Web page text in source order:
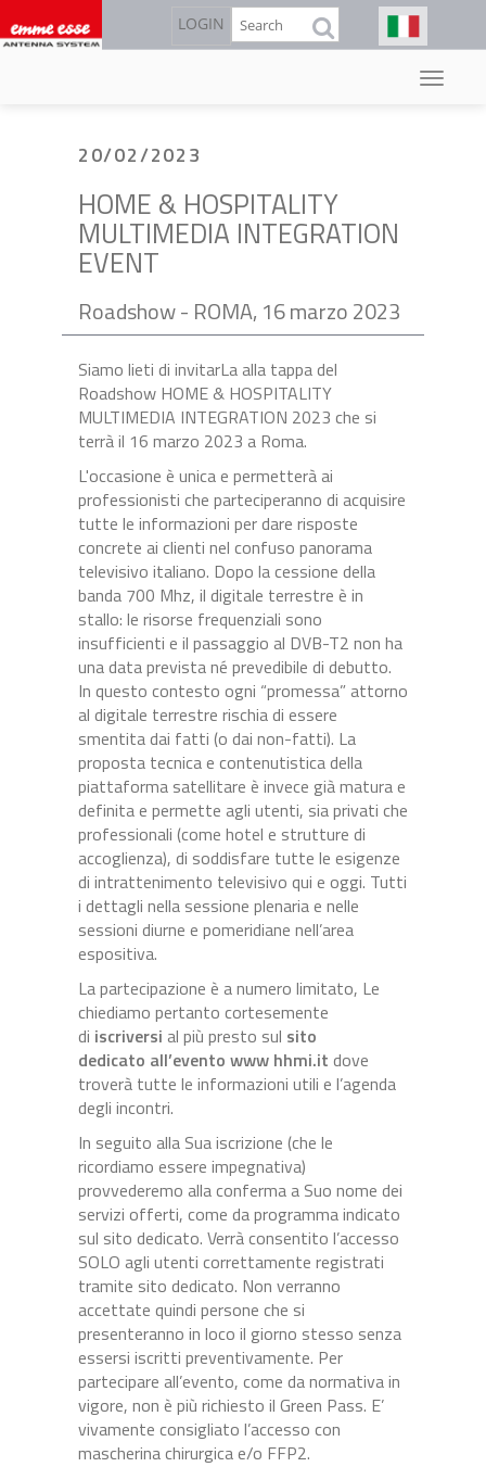
al
contenuto
LOGIN Cerca
20/02/2023
HOME & HOSPITALITY
MULTIMEDIA INTEGRATION
EVENT
Roadshow - ROMA, 16 marzo 2023
Siamo lieti di invitarLa alla tappa del
Roadshow HOME & HOSPITALITY
MULTIMEDIA INTEGRATION 2023 che si
terrà il 16 marzo 2023 a Roma.
L'occasione è unica e permetterà ai
professionisti che parteciperanno di acquisire
tutte le informazioni per dare risposte
concrete ai clienti nel confuso panorama
televisivo italiano. Dopo la cessione della
banda 700 Mhz, il digitale terrestre è in
stallo: le risorse frequenziali sono
insufficienti e il passaggio al DVB-T2 non ha
una data prevista né prevedibile di debutto.
In questo contesto ogni “promessa” attorno
al digitale terrestre rischia di essere
smentita dai fatti (o dai non-fatti). La
proposta tecnica e contenutistica della
piattaforma satellitare è invece già matura e
definita e permette agli utenti, sia privati che
professionali (come hotel e strutture di
accoglienza), di soddisfare tutte le esigenze
di intrattenimento televisivo qui e oggi. Tutti
i dettagli nella sessione plenaria e nelle
sessioni diurne e pomeridiane nell’area
espositiva.
La partecipazione è a numero limitato, Le
chiediamo pertanto cortesemente
di iscriversi al più presto sul sito
dedicato all’evento www hhmi.it dove
troverà tutte le informazioni utili e l’agenda
degli incontri.
In seguito alla Sua iscrizione (che le
ricordiamo essere impegnativa)
provvederemo alla conferma a Suo nome dei
servizi offerti, come da programma indicato
sul sito dedicato. Verrà consentito l’accesso
SOLO agli utenti correttamente registrati
tramite sito dedicato. Non verranno
accettate quindi persone che si
presenteranno in loco il giorno stesso senza
essersi iscritti preventivamente. Per
partecipare all’evento, come da normativa in
vigore, non è più richiesto il Green Pass. E’
vivamente consigliato l’accesso con
mascherina chirurgica e/o FFP2.